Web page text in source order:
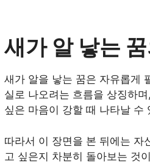
새가 알 낳는
새가 알을 낳는 꿈은 자유롭게
실로 나오려는 흐름을 상징하
싶은 마음이 강할 때 나타날 수
따라서 이 장면을 본 뒤에는 자
고 싶은지 차분히 돌아보는 것